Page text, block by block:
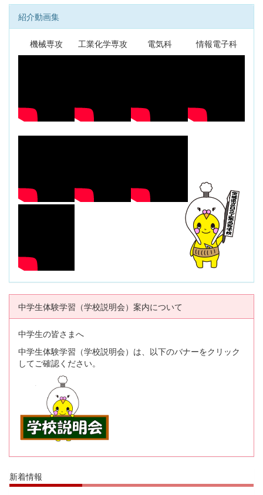
紹介動画集
機械専攻 工業化学専攻 電気科 情報電子科
中学生体験学習（学校説明会）案内について
中学生の皆さまへ
中学生体験学習（学校説明会）は、以下のバナーをクリック
してご確認ください。
新着情報